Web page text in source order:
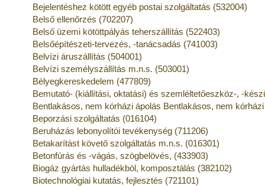
Bejelentéshez kötött egyéb postai szolgáltatás (532004)
Belső ellenőrzés (702207)
Belső üzemi kötöttpályás teherszállítás (522403)
Belsőépítészeti-tervezés, -tanácsadás (741003)
Belvízi áruszállítás (504001)
Belvízi személyszállítás m.n.s. (503001)
Bélyegkereskedelem (477809)
Bemutató- (kiállítási, oktatási) és szemléltetőeszköz-, -
Bentlakásos, nem kórházi ápolás Bentlakásos, nem
Beporzási szolgáltatás (016104)
Beruházás lebonyolítói tevékenység (711206)
Betakarítást követő szolgáltatás m.n.s. (016301)
Betonfúrás és -vágás, szögbelövés, (433903)
Biogáz gyártás hulladékból, komposztálás (382102)
Biotechnológiai kutatás, fejlesztés (721101)